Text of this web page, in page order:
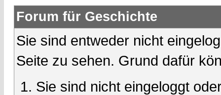
Forum für Geschichte
Sie sind entweder nicht
Seite zu sehen. Grund dafür
Sie sind nicht eingeloggt